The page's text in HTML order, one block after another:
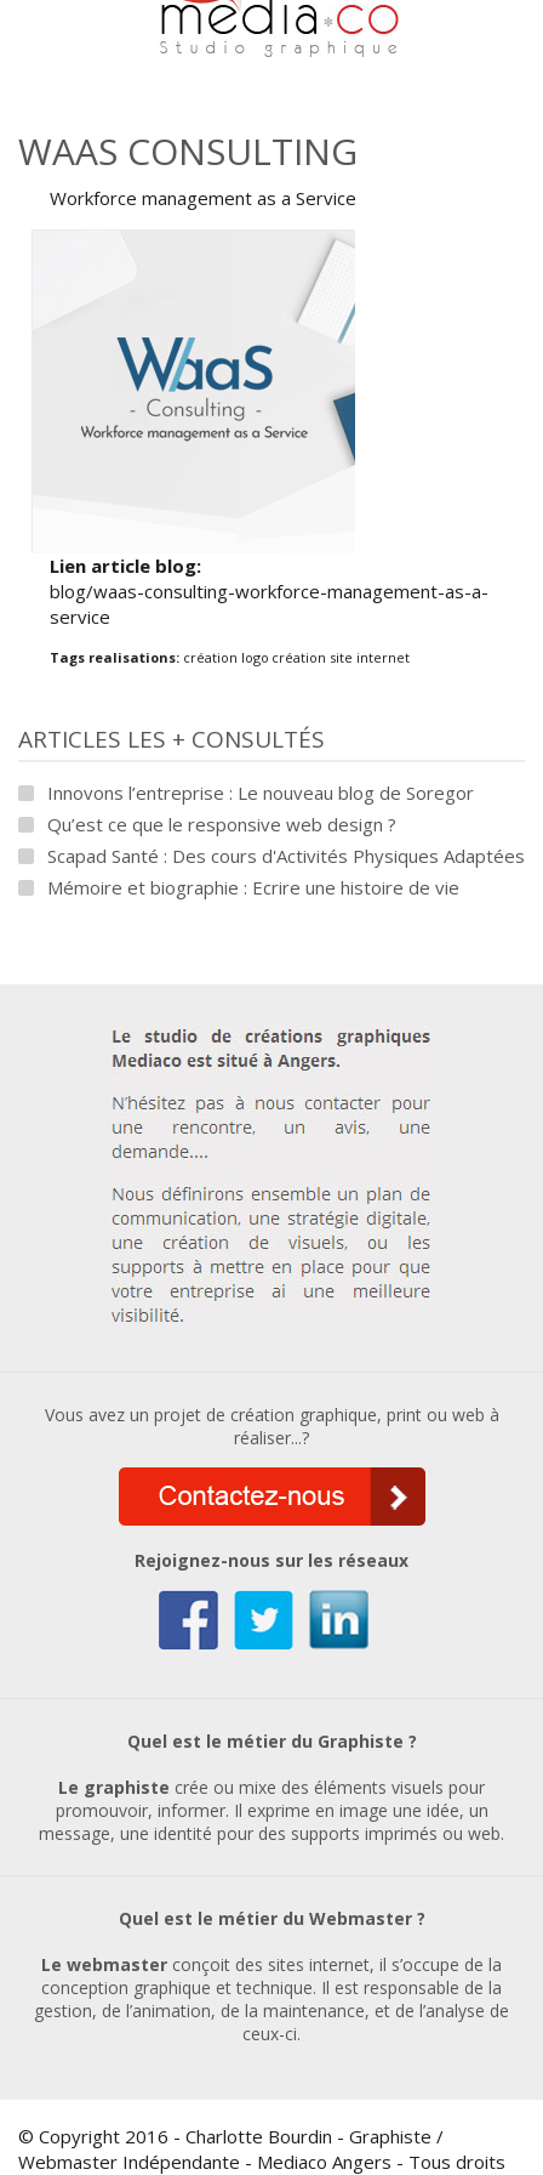
Aller au contenu principal
WAAS CONSULTING
Workforce management as a Service
Lien article blog:
blog/waas-consulting-workforce-management-as-a-
service
Tags realisations: création logo création site internet
ARTICLES LES + CONSULTÉS
Innovons l’entreprise : Le nouveau blog de Soregor
Qu’est ce que le responsive web design ?
Scapad Santé : Des cours d'Activités Physiques Adaptées
Mémoire et biographie : Ecrire une histoire de vie
Vous avez un projet de création graphique, print ou web à
réaliser...?
Rejoignez-nous sur les réseaux
Quel est le métier du Graphiste ?
Le graphiste crée ou mixe des éléments visuels pour
promouvoir, informer. Il exprime en image une idée, un
message, une identité pour des supports imprimés ou web.
Quel est le métier du Webmaster ?
Le webmaster conçoit des sites internet, il s’occupe de la
conception graphique et technique. Il est responsable de la
gestion, de l’animation, de la maintenance, et de l’analyse de
ceux-ci.
© Copyright 2016 - Charlotte Bourdin - Graphiste /
Webmaster Indépendante - Mediaco Angers - Tous droits